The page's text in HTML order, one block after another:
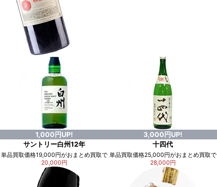
1,000円UP!
サントリー白州12年
単品買取価格19,000円がおまとめ買取で
20,000円
3,000円UP!
十四代
単品買取価格25,000円がおまとめ買取で
28,000円